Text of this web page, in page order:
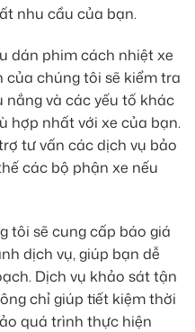
nhu cầu của bạn.
dán phim cách nhiệt xe
của chúng tôi sẽ kiểm tra
và các yếu tố khác
hợp nhất với xe của bạn.
tư vấn các dịch vụ bảo
các bộ phận xe nếu
tôi sẽ cung cấp báo giá
dịch vụ, giúp bạn dễ
Dịch vụ khảo sát tận
chỉ giúp tiết kiệm thời
quá trình thực hiện